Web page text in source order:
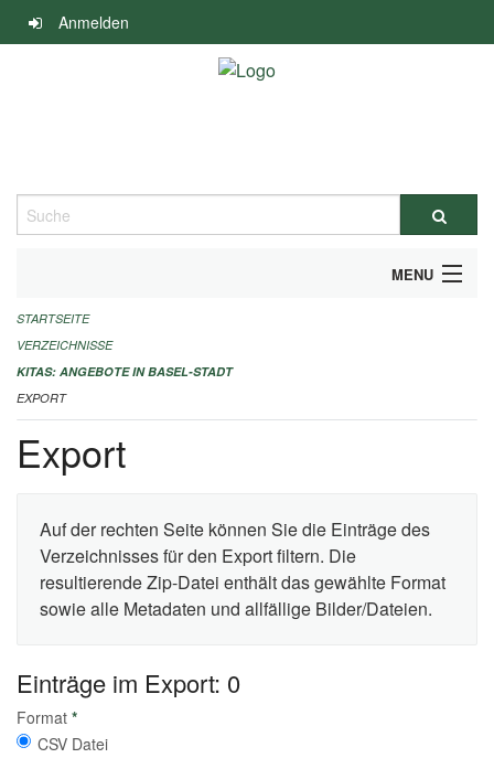
Navigation
überspringen
Anmelden
Suche
MENU
ALLGEMEINE INFORMATIONEN
IMPRESSUM
STARTSEITE
VERZEICHNISSE
KITAS: ANGEBOTE IN BASEL-STADT
EXPORT
Export
Auf der rechten Seite können Sie die Einträge des
Verzeichnisses für den Export filtern. Die
resultierende Zip-Datei enthält das gewählte Format
sowie alle Metadaten und allfällige Bilder/Dateien.
Einträge im Export: 0
Format *
CSV Datei